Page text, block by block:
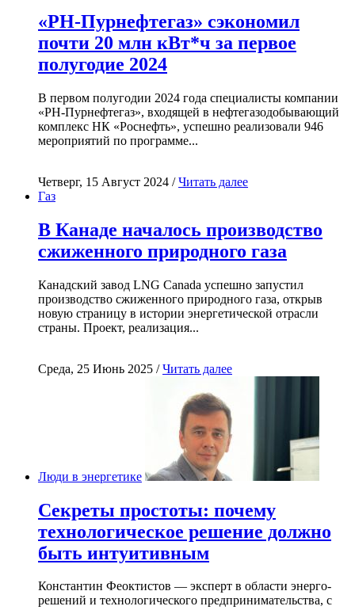
«РН-Пурнефтегаз» сэкономил
почти 20 млн кВт*ч за первое
полугодие 2024
В первом полугодии 2024 года специалисты компании
«РН-Пурнефтегаз», входящей в нефтегазодобывающий
комплекс НК «Роснефть», успешно реализовали 946
мероприятий по программе...
Четверг, 15 Август 2024 /Читать далее
Газ
В Канаде началось производство
сжиженного природного газа
Канадский завод LNG Canada успешно запустил
производство сжиженного природного газа, открыв
новую страницу в истории энергетической отрасли
страны. Проект, реализация...
Среда, 25 Июнь 2025 /Читать далее
Люди в энергетике
Секреты простоты: почему
технологическое решение должно
быть интуитивным
Константин Феоктистов — эксперт в области энерго-
решений и технологического предпринимательства, с